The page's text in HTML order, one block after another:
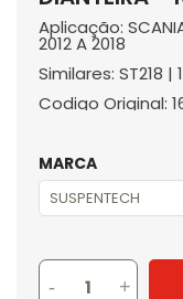
Aplicação: SCANIA
2012 A 2018
Similares: ST218 |
Codigo Original:
MARCA
- +